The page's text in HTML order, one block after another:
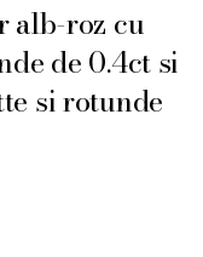
alb-roz cu
de 0.4ct si
si rotunde